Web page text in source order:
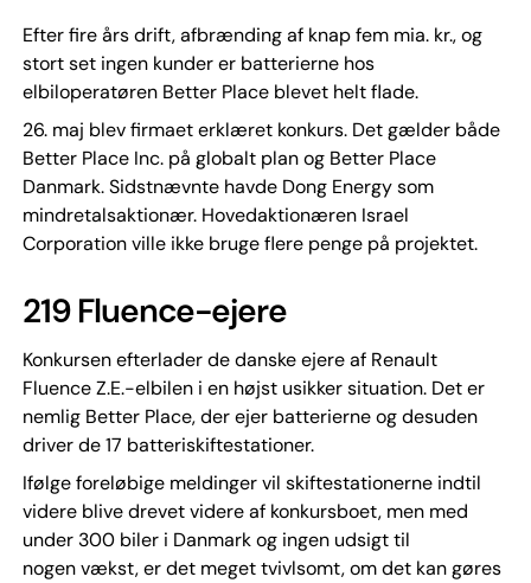
Efter fire års drift, afbrænding af knap fem mia. kr., og
stort set ingen kunder er batterierne hos
elbiloperatøren Better Place blevet helt flade.
26. maj blev firmaet erklæret konkurs. Det gælder både
Better Place Inc. på globalt plan og Better Place
Danmark. Sidstnævnte havde Dong Energy som
mindretalsaktionær. Hovedaktionæren Israel
Corporation ville ikke bruge flere penge på projektet.
219 Fluence-ejere
Konkursen efterlader de danske ejere af Renault
Fluence Z.E.-elbilen i en højst usikker situation. Det er
nemlig Better Place, der ejer batterierne og desuden
driver de 17 batteriskiftestationer.
Ifølge foreløbige meldinger vil skiftestationerne indtil
videre blive drevet videre af konkursboet, men med
under 300 biler i Danmark og ingen udsigt til
nogen vækst, er det meget tvivlsomt, om det kan gøres